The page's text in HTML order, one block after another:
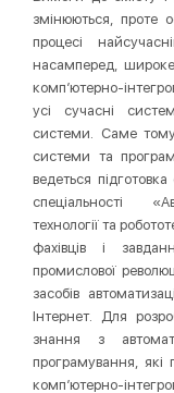
змінюються, проте
процесі
насамперед, широке
комп’ютерно-
усі сучасні
системи. Саме тому
системи та
ведеться
спеціальності
технології та
фахівців і
промислової
засобів
Інтернет. Для
знання з
програмування, які
комп’ютерно-